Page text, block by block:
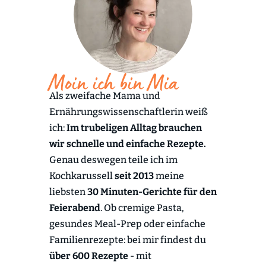
Moin ich bin Mia
Als zweifache Mama und
Ernährungswissenschaftlerin weiß
ich:Im trubeligen Alltag brauchen
wir schnelle und einfache Rezepte.
Genau deswegen teile ich im
Kochkarussellseit 2013meine
liebsten30 Minuten-Gerichte für den
Feierabend. Ob cremige Pasta,
gesundes Meal-Prep oder einfache
Familienrezepte: bei mir findest du
über 600 Rezepte- mit